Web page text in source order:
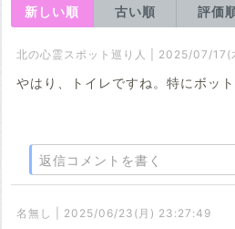
新しい順 古い順 評価
北の心霊スポット巡り人 | 2025/07/17(
やはり、トイレですね。特にボッ
返信コメントを書く
名無し | 2025/06/23(月) 23:27:49